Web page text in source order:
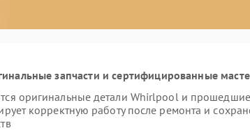
запчасти и сертифицированные
оригинальные детали Whirlpool и
корректную работу после ремонта и